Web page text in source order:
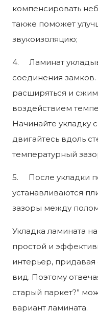
компенсировать
также поможет
звукоизоляцию;
4. Ламинат
соединения
расширяться и
воздействием
Начинайте укладку
двигайтесь вдоль
температурный
5. После укладки
устанавливаются
зазоры между
Укладка ламината
простой и
интерьер,
вид. Поэтому
старый паркет?”
вариант ламината.